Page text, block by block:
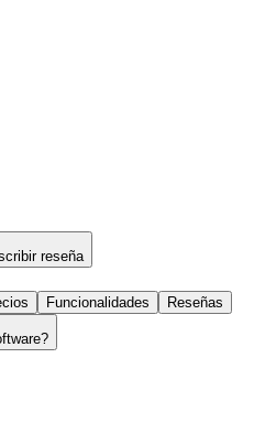
reseña
Funcionalidades Reseñas